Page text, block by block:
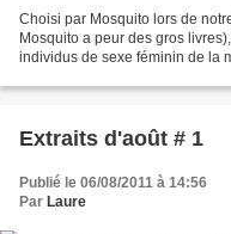
Choisi par Mosquito lors de
Mosquito a peur des gros
individus de sexe féminin de la
Extraits d'août # 1
Publié le 06/08/2011 à 14:56
Par Laure